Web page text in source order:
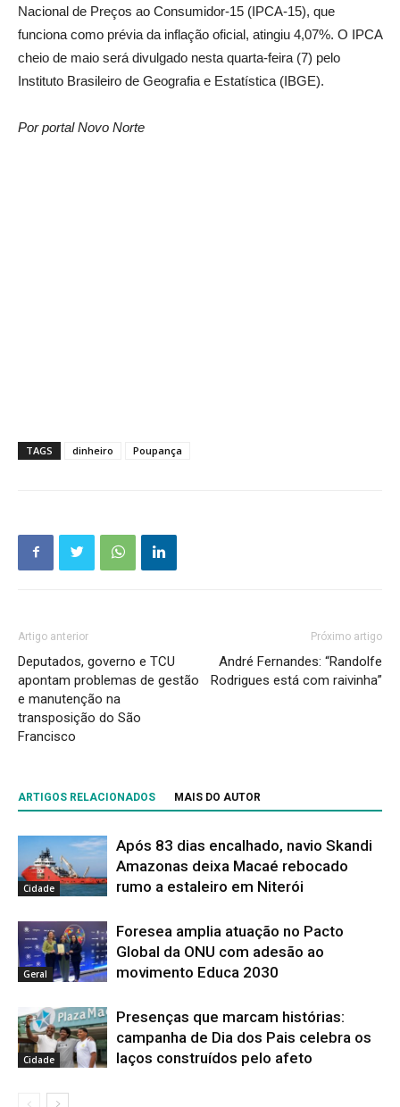
Nacional de Preços ao Consumidor-15 (IPCA-15), que
funciona como prévia da inflação oficial, atingiu 4,07%. O IPCA
cheio de maio será divulgado nesta quarta-feira (7) pelo
Instituto Brasileiro de Geografia e Estatística (IBGE).
Por portal Novo Norte
TAGS dinheiro Poupança
Artigo anterior
Deputados, governo e TCU
apontam problemas de gestão
e manutenção na
transposição do São
Francisco
Próximo artigo
André Fernandes: “Randolfe
Rodrigues está com raivinha”
ARTIGOS RELACIONADOS MAIS DO AUTOR
Cidade
Após 83 dias encalhado, navio Skandi
Amazonas deixa Macaé rebocado
rumo a estaleiro em Niterói
Geral
Foresea amplia atuação no Pacto
Global da ONU com adesão ao
movimento Educa 2030
Cidade
Presenças que marcam histórias:
campanha de Dia dos Pais celebra os
laços construídos pelo afeto